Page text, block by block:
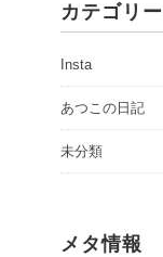
カテゴリー
Insta
あつこの日記
未分類
メタ情報